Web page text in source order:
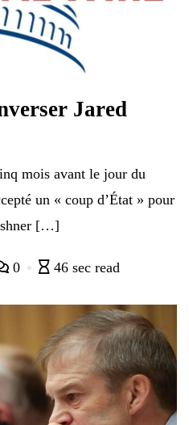
Jared
mois avant le jour du
un « coup d’État » pour
[…]
0 46 sec read